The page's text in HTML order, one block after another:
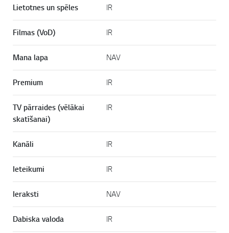
Lietotnes un spēles IR
Filmas (VoD) IR
Mana lapa NAV
Premium IR
TV pārraides (vēlākai
skatīšanai)
IR
Kanāli IR
Ieteikumi IR
Ieraksti NAV
Dabiska valoda IR